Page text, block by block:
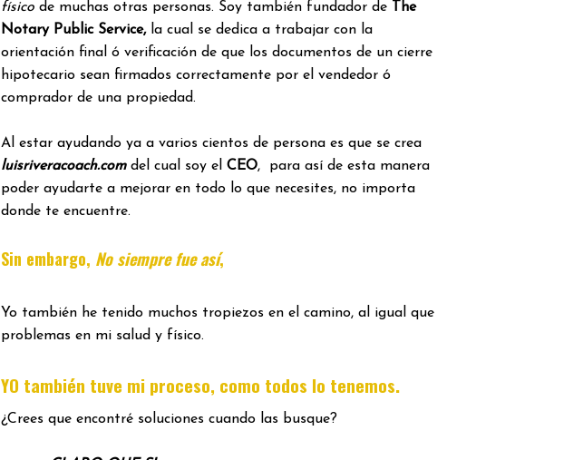
físico de muchas otras personas. Soy también fundador de
The
Notary Public Service,la cual se dedica a trabajar con la
orientación final ó verificación de que los documentos de un cierre
hipotecario sean firmados correctamente por el vendedor ó
comprador de una propiedad.
Al estar ayudando ya a varios cientos de persona es que se crea
luisriveracoach.comdel cual soy el CEO, para así de esta manera
poder ayudarte a mejorar en todo lo que necesites, no importa
donde te encuentre.
Sin embargo, No siempre fue así,
Yo también he tenido muchos tropiezos en el camino, al igual que
problemas en mi salud y físico.
YO también tuve mi proceso, como todos lo tenemos.
¿Crees que encontré soluciones cuando las busque?